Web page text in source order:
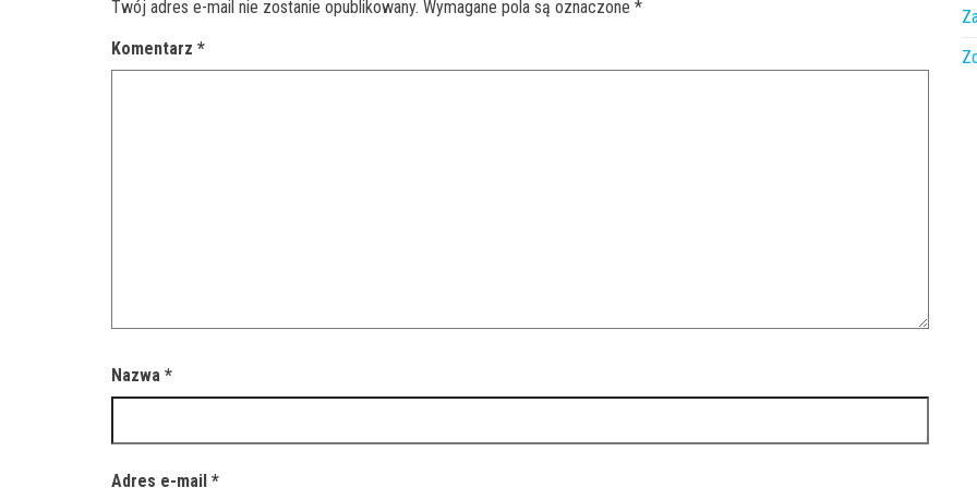
Twój adres e-mail nie zostanie opublikowany. Wymagane pola są oznaczone *
Komentarz *
Nazwa *
Adres e-mail *